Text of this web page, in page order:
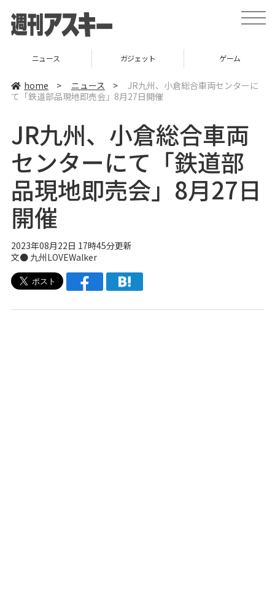
t
o
v
ニュース ガジェット ゲーム
home > ニュース >
JR九州、小倉総合車両センターに
て「鉄道部品現地即売会」8月27日開催
JR九州、小倉総合車両
センターにて「鉄道部
品現地即売会」8月27日
開催
2023年08月22日 17時45分更新
文● 九州LOVEWalker